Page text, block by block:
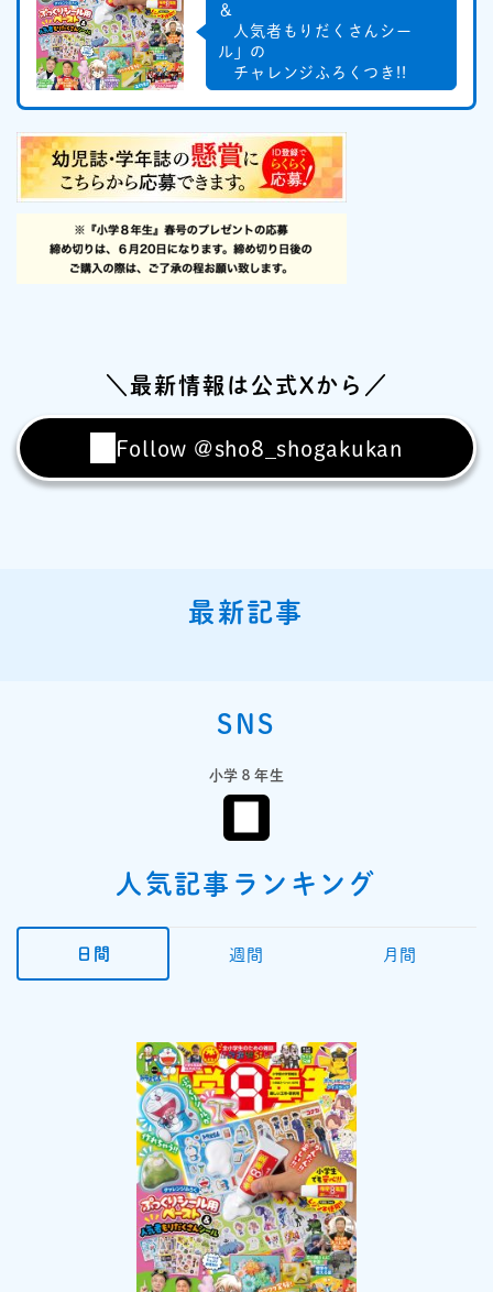
＆
人気者もりだくさんシー
ル」の
チャレンジふろくつき!!
＼最新情報は公式Xから／
Follow @sho8_shogakukan
最新記事
SNS
小学８年生
人気記事ランキング
日間 週間 月間